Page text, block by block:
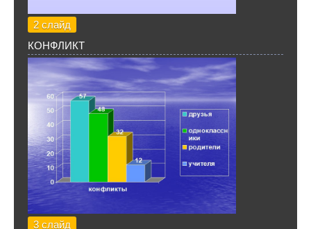
2 слайд
КОНФЛИКТ
3 слайд